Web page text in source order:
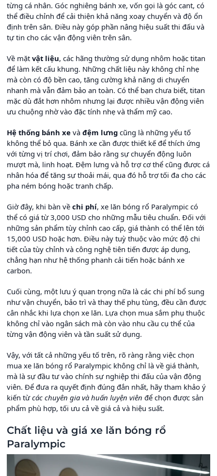
từng cá nhân. Góc nghiêng bánh xe, vốn gọi là góc cant, có
thể điều chỉnh để cải thiện khả năng xoay chuyển và độ ổn
định trên sân. Điều này góp phần nâng hiệu suất thi đấu và
tự tin cho các vận động viên trên sân.
Về mặt vật liệu, các hãng thường sử dụng nhôm hoặc titan
để làm kết cấu khung. Những chất liệu này không chỉ nhẹ
mà còn có độ bền cao, tăng cường khả năng di chuyển
nhanh mà vẫn đảm bảo an toàn. Có thể bạn chưa biết, titan
mặc dù đắt hơn nhôm nhưng lại được nhiều vận động viên
ưu chuộng nhờ vào đặc tính nhẹ và thẩm mỹ cao.
Hệ thống bánh xe và đệm lưng cũng là những yếu tố
không thể bỏ qua. Bánh xe cần được thiết kế để thích ứng
với từng vị trí chơi, đảm bảo rằng sự chuyển động luôn
mượt mà, linh hoạt. Đệm lưng và hỗ trợ cơ thể cũng được cá
nhân hóa để tăng sự thoải mái, qua đó hỗ trợ tối đa cho các
pha ném bóng hoặc tranh chấp.
Giờ đây, khi bàn về chi phí, xe lăn bóng rổ Paralympic có
thể có giá từ 3,000 USD cho những mẫu tiêu chuẩn. Đối với
những sản phẩm tùy chỉnh cao cấp, giá thành có thể lên tới
15,000 USD hoặc hơn. Điều này tuỳ thuộc vào mức độ chi
tiết của tùy chỉnh và công nghệ tiên tiến được áp dụng,
chẳng hạn như hệ thống phanh cải tiến hoặc bánh xe
carbon.
Cuối cùng, một lưu ý quan trọng nữa là các chi phí bổ sung
như vận chuyển, bảo trì và thay thế phụ tùng, đều cần được
cân nhắc khi lựa chọn xe lăn. Lựa chọn mua sắm phụ thuộc
không chỉ vào ngân sách mà còn vào nhu cầu cụ thể của
từng vận động viên và tần suất sử dụng.
Vậy, với tất cả những yếu tố trên, rõ ràng rằng việc chọn
mua xe lăn bóng rổ Paralympic không chỉ là về giá thành,
mà là sự đầu tư vào chính sự nghiệp thi đấu của vận động
viên. Để đưa ra quyết định đúng đắn nhất, hãy tham khảo ý
kiến từcác chuyên gia và huấn luyện viên để chọn được sản
phẩm phù hợp, tối ưu cả về giá cả và hiệu suất.
Chất liệu và giá xe lăn bóng rổ
Paralympic